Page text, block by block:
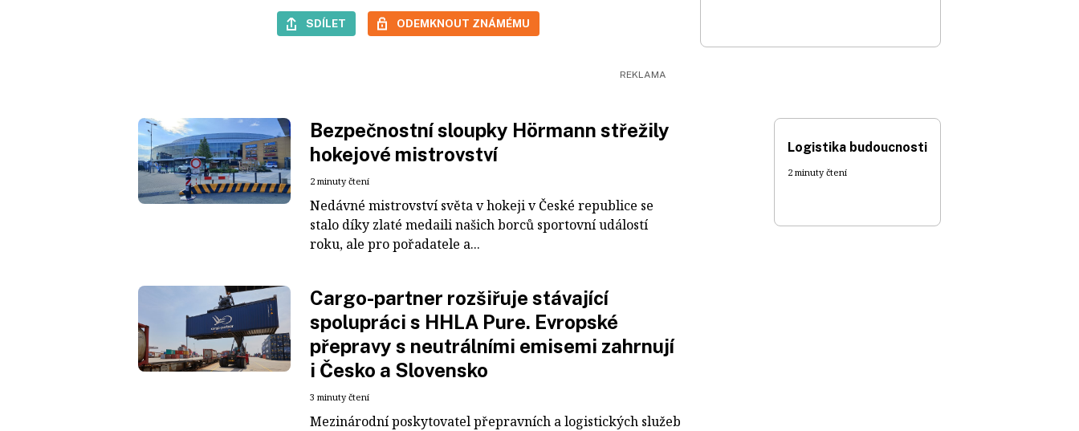
SDÍLET ODEMKNOUT ZNÁMÉMU
Bezpečnostní sloupky Hörmann střežily
hokejové mistrovství
2 minuty čtení
Nedávné mistrovství světa v hokeji v České republice se
stalo díky zlaté medaili našich borců sportovní událostí
roku, ale pro pořadatele a...
Cargo-partner rozšiřuje stávající
spolupráci s HHLA Pure. Evropské
přepravy s neutrálními emisemi zahrnují
i Česko a Slovensko
3 minuty čtení
Mezinárodní poskytovatel přepravních a logistických služeb
Logistika budoucnosti
2 minuty čtení